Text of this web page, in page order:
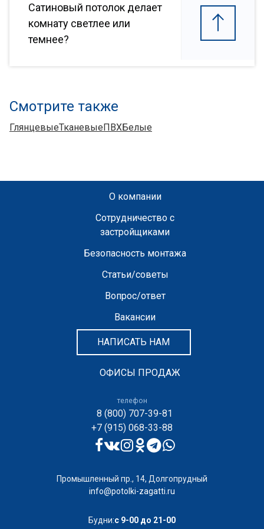
Сатиновый потолок делает
комнату светлее или
темнее?
Смотрите также
ГлянцевыеТканевыеПВХБелые
О компании
Сотрудничество с
застройщиками
Безопасность монтажа
Статьи/советы
Вопрос/ответ
Вакансии
НАПИСАТЬ НАМ
ОФИСЫ ПРОДАЖ
телефон
8 (800) 707-39-81
+7 (915) 068-33-88
Промышленный пр., 14, Долгопрудный
info@potolki-zagatti.ru
Будни:с 9-00 до 21-00